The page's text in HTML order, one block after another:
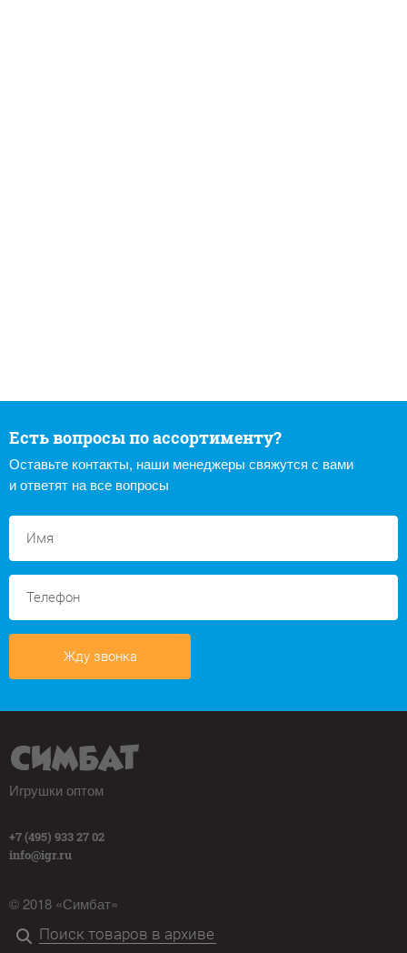
Есть вопросы по ассортименту?
Оставьте контакты, наши менеджеры свяжутся с вами
и ответят на все вопросы
Жду звонка
Игрушки оптом
+7 (495) 933 27 02
info@igr.ru
© 2018 «Симбат»